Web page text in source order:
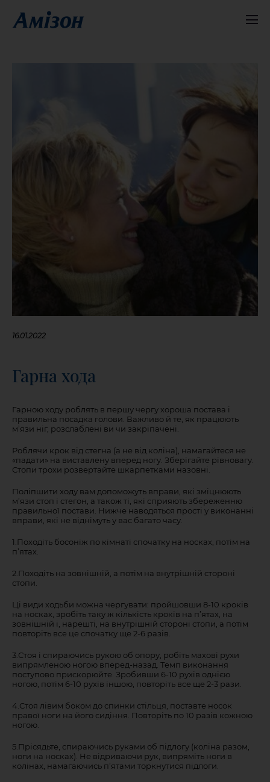
16.01.2022
Гарна хода
Гарною ходу роблять в першу чергу хороша постава і
правильна посадка голови. Важливо й те, як працюють
м’язи ніг, розслаблені ви чи закріпачені.
Роблячи крок від стегна (а не від коліна), намагайтеся не
«падати» на виставлену вперед ногу. Зберігайте рівновагу.
Стопи трохи розвертайте шкарпетками назовні.
Поліпшити ходу вам допоможуть вправи, які зміцнюють
м’язи стоп і стегон, а також ті, які сприяють збереженню
правильної постави. Нижче наводяться прості у виконанні
вправи, які не віднімуть у вас багато часу.
1.Походіть босоніж по кімнаті спочатку на носках, потім на
п’ятах.
2.Походіть на зовнішній, а потім на внутрішній стороні
стопи.
Ці види ходьби можна чергувати: пройшовши 8-10 кроків
на носках, зробіть таку ж кількість кроків на п’ятах, на
зовнішній і, нарешті, на внутрішній стороні стопи, а потім
повторіть все це спочатку ще 2-6 разів.
3.Стоя і спираючись рукою об опору, робіть махові рухи
випрямленою ногою вперед-назад. Темп виконання
поступово прискорюйте. Зробивши 6-10 рухів однією
ногою, потім 6-10 рухів іншою, повторіть все ще 2-3 рази.
4.Стоя лівим боком до спинки стільця, поставте носок
правої ноги на його сидіння. Повторіть по 10 разів кожною
ногою.
5.Прісядьте, спираючись руками об підлогу (коліна разом,
ноги на носках). Не відриваючи рук, випряміть ноги в
колінах, намагаючись п’ятами торкнутися підлоги.